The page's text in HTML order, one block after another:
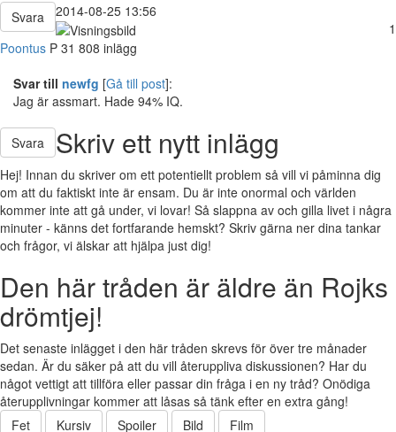
Svara
2014-08-25 13:56
1
Poontus P 31 808 inlägg
Svar till newfg [Gå till post]:
Jag är assmart. Hade 94% IQ.
Svara Skriv ett nytt inlägg
Hej! Innan du skriver om ett potentiellt problem så vill vi påminna dig
om att du faktiskt inte är ensam. Du är inte onormal och världen
kommer inte att gå under, vi lovar! Så slappna av och gilla livet i några
minuter - känns det fortfarande hemskt? Skriv gärna ner dina tankar
och frågor, vi älskar att hjälpa just dig!
Den här tråden är äldre än Rojks
drömtjej!
Det senaste inlägget i den här tråden skrevs för över tre månader
sedan. Är du säker på att du vill återuppliva diskussionen? Har du
något vettigt att tillföra eller passar din fråga i en ny tråd? Onödiga
återupplivningar kommer att låsas så tänk efter en extra gång!
Fet
Kursiv Spoiler Bild Film